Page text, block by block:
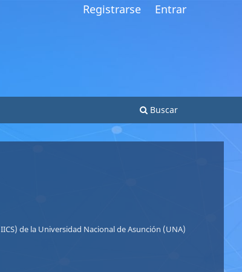
Registrarse Entrar
Buscar
de la Universidad Nacional de Asunción (UNA)